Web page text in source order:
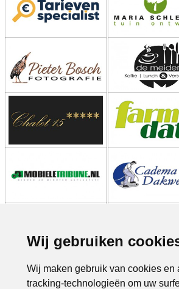
Wij gebruiken
Wij maken gebruik van cookies en
tracking-technologieën om uw